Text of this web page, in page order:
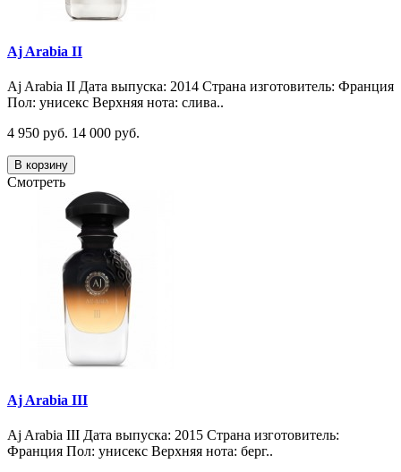
Aj Arabia II
Aj Arabia II Дата выпуска: 2014 Страна изготовитель: Франция
Пол: унисекс Верхняя нота: слива..
4 950 руб. 14 000 руб.
В корзину
Смотреть
Aj Arabia III
Aj Arabia III Дата выпуска: 2015 Страна изготовитель:
Франция Пол: унисекс Верхняя нота: берг..